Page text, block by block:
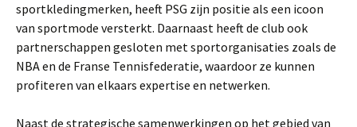
sportkledingmerken, heeft PSG zijn positie als een icoon
van sportmode versterkt. Daarnaast heeft de club ook
partnerschappen gesloten met sportorganisaties zoals de
NBA en de Franse Tennisfederatie, waardoor ze kunnen
profiteren van elkaars expertise en netwerken.
Naast de strategische samenwerkingen op het gebied van